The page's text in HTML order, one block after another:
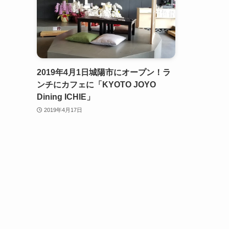
2019年4月1日城陽市にオープン！ラ
ンチにカフェに「KYOTO JOYO
Dining ICHIE」
2019年4月17日